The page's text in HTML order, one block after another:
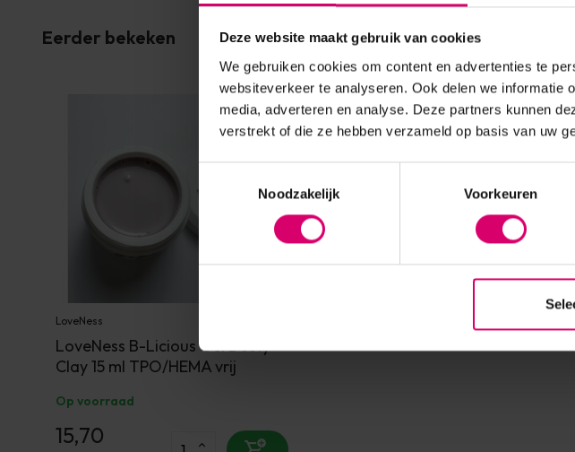
Deze website maakt gebruik van cookies
We gebruiken cookies om content en advertenties te
websiteverkeer te analyseren. Ook delen we
media, adverteren en analyse. Deze partners kunnen
verstrekt of die ze hebben verzameld op basis van uw
Noodzakelijk
Voorkeuren
Eerder bekeken
LoveNess
LoveNess B-Licious Gel Dusty
Clay 15 ml TPO/HEMA vrij
Op voorraad
15,70